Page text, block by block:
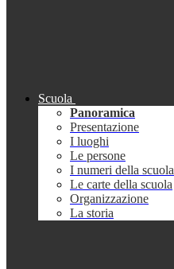
Scuola
Panoramica
Presentazione
I luoghi
Le persone
I numeri della scuola
Le carte della scuola
Organizzazione
La storia